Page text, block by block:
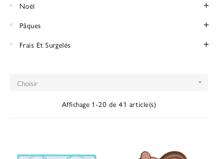
Noël
Pâques
Frais Et Surgelés
Choisir 
Affichage 1-20 de 41 article(s)